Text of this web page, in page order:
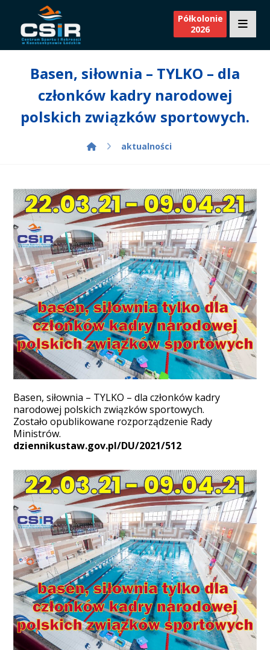
Półkolonie
2026
Basen, siłownia – TYLKO – dla
członków kadry narodowej
polskich związków sportowych.
aktualności
Basen, siłownia – TYLKO – dla członków kadry
narodowej polskich związków sportowych.
Zostało opublikowane rozporządzenie Rady
Ministrów.
dziennikustaw.gov.pl/DU/2021/512